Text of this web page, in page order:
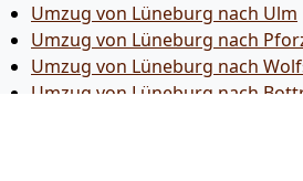
Umzug von Lüneburg nach Ulm
Umzug von Lüneburg nach
Umzug von Lüneburg nach
Umzug von Lüneburg nach